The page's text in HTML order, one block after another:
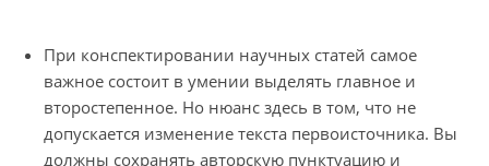
При конспектировании научных статей самое
важное состоит в умении выделять главное и
второстепенное. Но нюанс здесь в том, что не
допускается изменение текста первоисточника. Вы
должны сохранять авторскую пунктуацию и